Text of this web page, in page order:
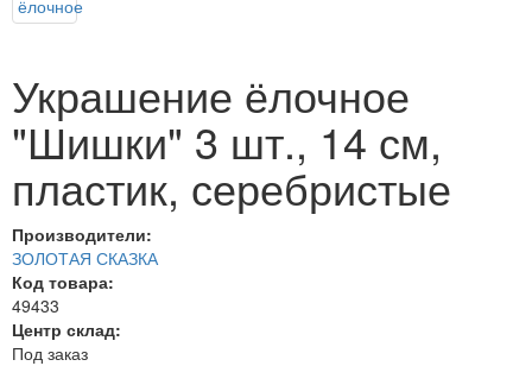
Украшение ёлочное
"Шишки" 3 шт., 14 см,
пластик, серебристые
Производители:
ЗОЛОТАЯ СКАЗКА
Код товара:
49433
Центр склад:
Под заказ